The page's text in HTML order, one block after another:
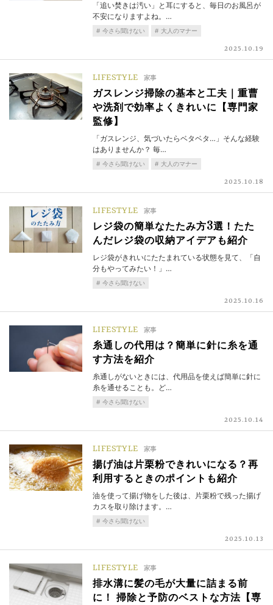
「追い焚きは汚い」と耳にすると、毎日のお風呂が
不安になりますよね。…
今さら聞けない 大人のマナー
2025.10.19
LIFESTYLE 家事
ガスレンジ掃除の基本と工夫｜重曹
や洗剤で効率よくきれいに【専門家
監修】
「ガスレンジ、気づいたらベタベタ…」そんな経験
はありませんか？ 毎…
今さら聞けない 大人のマナー
2025.10.18
LIFESTYLE 家事
レジ袋の簡単なたたみ方3選！たた
んだレジ袋の収納アイデアも紹介
レジ袋がきれいにたたまれている状態を見て、「自
分もやってみたい！」…
今さら聞けない
2025.10.16
LIFESTYLE 家事
糸通しの代用は？簡単に針に糸を通
す方法を紹介
糸通しがないときには、代用品を使えば簡単に針に
糸を通せることも。ど…
今さら聞けない
2025.10.14
LIFESTYLE 家事
揚げ油は片栗粉できれいになる？再
利用するときのポイントも紹介
油を使って揚げ物をした後は、片栗粉で残った揚げ
カスを取り除けます。…
今さら聞けない
2025.10.13
LIFESTYLE 家事
排水溝に髪の毛が大量に詰まる前
に！ 掃除と予防のベストな方法【専